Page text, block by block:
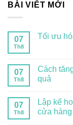
BÀI VIẾT MỚI
07
Th8
Tối ưu
07
Th8
Cách
quả
07
Th8
Lập kế
cửa hàng